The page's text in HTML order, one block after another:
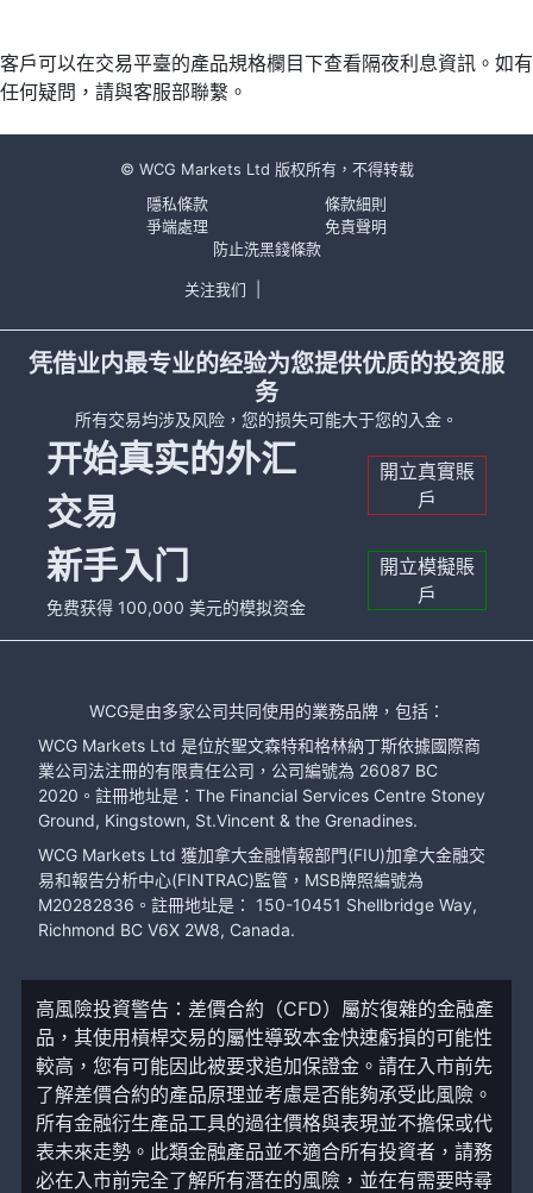
客戶可以在交易平臺的產品規格欄目下查看隔夜利息資訊。如有
任何疑問，請與客服部聯繫。
© WCG Markets Ltd 版权所有，不得转载
隱私條款
條款細則
爭端處理
免責聲明
防止洗黑錢條款
关注我们
凭借业内最专业的经验为您提供优质的投资服
务
所有交易均涉及风险，您的损失可能大于您的入金。
开始真实的外汇
交易
開立真實賬
戶
新手入门
免费获得 100,000 美元的模拟资金
開立模擬賬
戶
WCG是由多家公司共同使用的業務品牌，包括：
WCG Markets Ltd 是位於聖文森特和格林納丁斯依據國際商
業公司法注冊的有限責任公司，公司編號為 26087 BC
2020。註冊地址是：The Financial Services Centre Stoney
Ground, Kingstown, St.Vincent & the Grenadines.
WCG Markets Ltd 獲加拿大金融情報部門(FIU)加拿大金融交
易和報告分析中心(FINTRAC)監管，MSB牌照編號為
M20282836。註冊地址是： 150-10451 Shellbridge Way,
Richmond BC V6X 2W8, Canada.
高風險投資警告：差價合約（CFD）屬於復雜的金融產
品，其使用槓桿交易的屬性導致本金快速虧損的可能性
較高，您有可能因此被要求追加保證金。請在入市前先
了解差價合約的產品原理並考慮是否能夠承受此風險。
所有金融衍生產品工具的過往價格與表現並不擔保或代
表未來走勢。此類金融產品並不適合所有投資者，請務
必在入市前完全了解所有潛在的風險，並在有需要時尋